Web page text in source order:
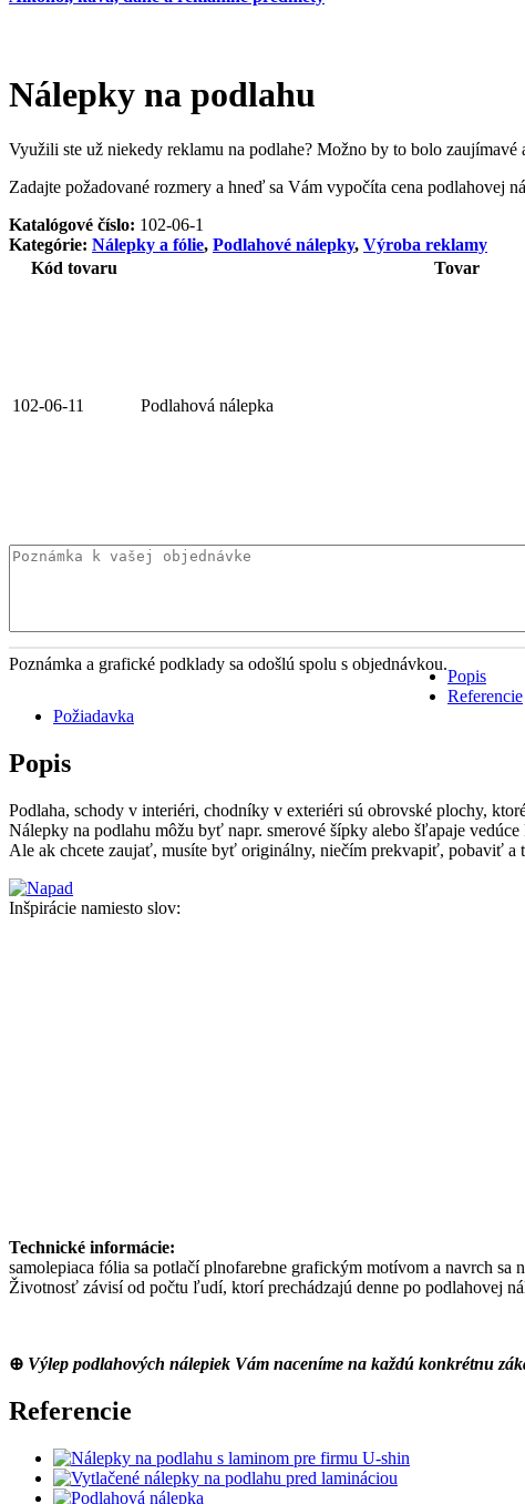
Nálepky na podlahu
Využili ste už niekedy reklamu na podlahe? Možno by to bolo zaujímavé
Zadajte požadované rozmery a hneď sa Vám vypočíta cena podlahovej
Katalógové číslo: 102-06-1
Kategórie: Nálepky a fólie, Podlahové nálepky, Výroba reklamy
Kód tovaru
Tovar
102-06-11 Podlahová nálepka
Poznámka a grafické podklady sa odošlú spolu s objednávkou.
Popis
Referencie
Požiadavka
Popis
Podlaha, schody v interiéri, chodníky v exteriéri sú obrovské plochy,
Nálepky na podlahu môžu byť napr. smerové šípky alebo šľapaje
Ale ak chcete zaujať, musíte byť originálny, niečím prekvapiť, pobaviť a
Inšpirácie namiesto slov:
Technické informácie:
samolepiaca fólia sa potlačí plnofarebne grafickým motívom a navrch
Životnosť závisí od počtu ľudí, ktorí prechádzajú denne po podlahovej
⊕ Výlep podlahových nálepiek Vám naceníme na každú konkrétnu
Referencie